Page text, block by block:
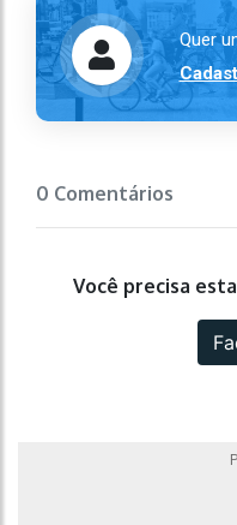
Quer
0 Comentários
Você precisa